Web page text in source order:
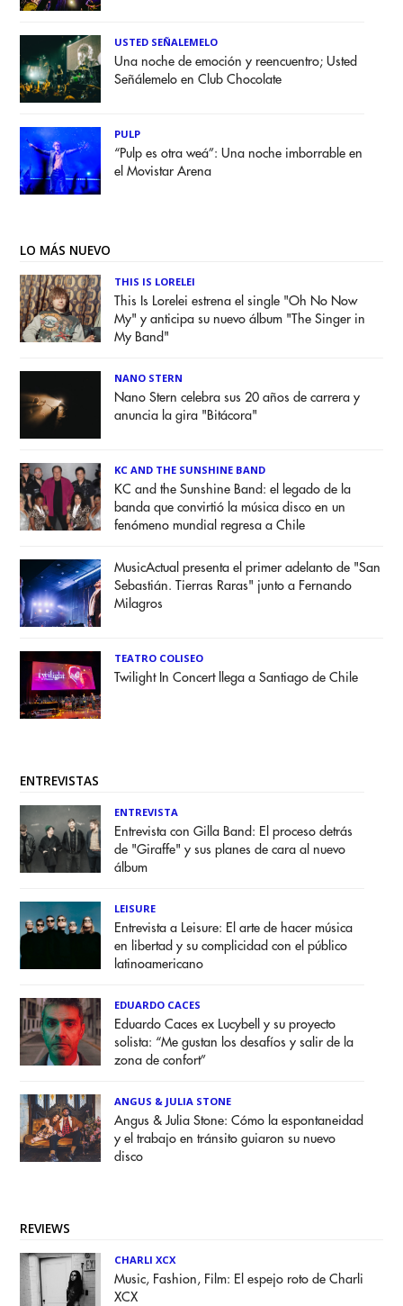
USTED SEÑALEMELO
Una noche de emoción y reencuentro; Usted
Señálemelo en Club Chocolate
PULP
“Pulp es otra weá”: Una noche imborrable en
el Movistar Arena
LO MÁS NUEVO
THIS IS LORELEI
This Is Lorelei estrena el single "Oh No Now
My" y anticipa su nuevo álbum "The Singer in
My Band"
NANO STERN
Nano Stern celebra sus 20 años de carrera y
anuncia la gira "Bitácora"
KC AND THE SUNSHINE BAND
KC and the Sunshine Band: el legado de la
banda que convirtió la música disco en un
fenómeno mundial regresa a Chile
MusicActual presenta el primer adelanto de "San
Sebastián. Tierras Raras" junto a Fernando
Milagros
TEATRO COLISEO
Twilight In Concert llega a Santiago de Chile
ENTREVISTAS
ENTREVISTA
Entrevista con Gilla Band: El proceso detrás
de "Giraffe" y sus planes de cara al nuevo
álbum
LEISURE
Entrevista a Leisure: El arte de hacer música
en libertad y su complicidad con el público
latinoamericano
EDUARDO CACES
Eduardo Caces ex Lucybell y su proyecto
solista: “Me gustan los desafíos y salir de la
zona de confort”
ANGUS & JULIA STONE
Angus & Julia Stone: Cómo la espontaneidad
y el trabajo en tránsito guiaron su nuevo
disco
REVIEWS
CHARLI XCX
Music, Fashion, Film: El espejo roto de Charli
XCX